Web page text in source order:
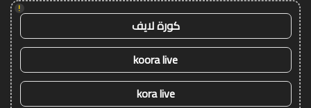
!
كورة لايف
koora live
kora live